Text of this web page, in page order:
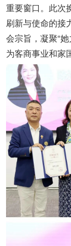
重要窗口。此次
刷新与使命的接
会宗旨，凝聚“她
为客商事业和家